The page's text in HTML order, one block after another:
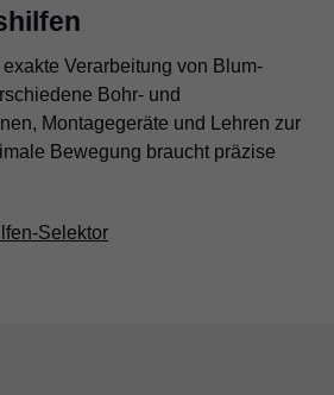
Verarbeitung von Blum-
Bohr- und
Montagegeräte und Lehren zur
Bewegung braucht präzise
Selektor